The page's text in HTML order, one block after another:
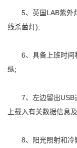
5、英国LAB紫外灯
线杀菌灯);
6、具备上班时间
纵;
7、左边留出USB
上载入有关数据信息
8、阳光照射和冷疑